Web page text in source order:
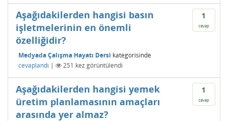
1
cevap
Aşağıdakilerden hangisi basın
işletmelerinin en önemli
özelliğidir?
Medyada Çalışma Hayatı Dersi kategorisinde
cevaplandı | 251 kez görüntülendi
1
cevap
Aşağıdakilerden hangisi yemek
üretim planlamasının amaçları
arasında yer almaz?